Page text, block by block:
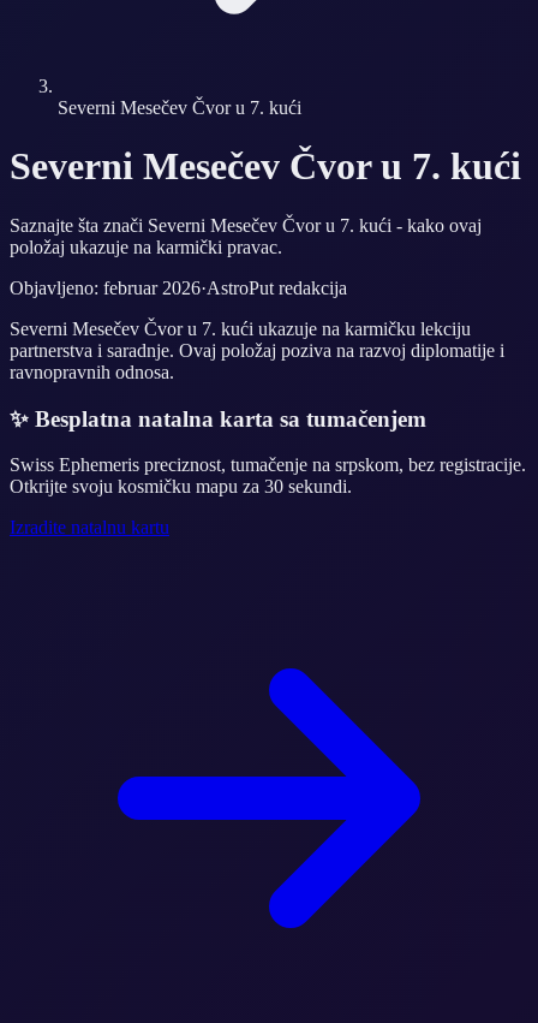
Severni Mesečev Čvor u 7. kući
Severni Mesečev Čvor u 7. kući
Saznajte šta znači Severni Mesečev Čvor u 7. kući - kako ovaj
položaj ukazuje na karmički pravac.
Objavljeno: februar 2026·AstroPut redakcija
Severni Mesečev Čvor u 7. kući ukazuje na karmičku lekciju
partnerstva i saradnje. Ovaj položaj poziva na razvoj diplomatije i
ravnopravnih odnosa.
✨ Besplatna natalna karta sa tumačenjem
Swiss Ephemeris preciznost, tumačenje na srpskom, bez registracije.
Otkrijte svoju kosmičku mapu za 30 sekundi.
Izradite natalnu kartu